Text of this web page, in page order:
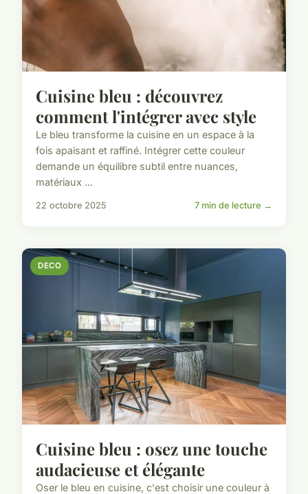
Cuisine bleu : découvrez
comment l'intégrer avec style
Le bleu transforme la cuisine en un espace à la
fois apaisant et raffiné. Intégrer cette couleur
demande un équilibre subtil entre nuances,
matériaux ...
22 octobre 2025 7 min de lecture →
DECO
Cuisine bleu : osez une touche
audacieuse et élégante
Oser le bleu en cuisine, c'est choisir une couleur à